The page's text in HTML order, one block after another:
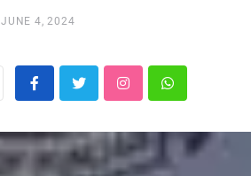
JUNE 4, 2024